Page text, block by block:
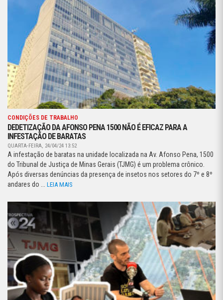
CONDIÇÕES DE TRABALHO
DEDETIZAÇÃO DA AFONSO PENA 1500 NÃO É EFICAZ PARA A
INFESTAÇÃO DE BARATAS
QUARTA-FEIRA, 24/04/24 13:52
A infestação de baratas na unidade localizada na Av. Afonso Pena, 1500
do Tribunal de Justiça de Minas Gerais (TJMG) é um problema crônico.
Após diversas denúncias da presença de insetos nos setores do 7º e 8º
andares do ... LEIA MAIS